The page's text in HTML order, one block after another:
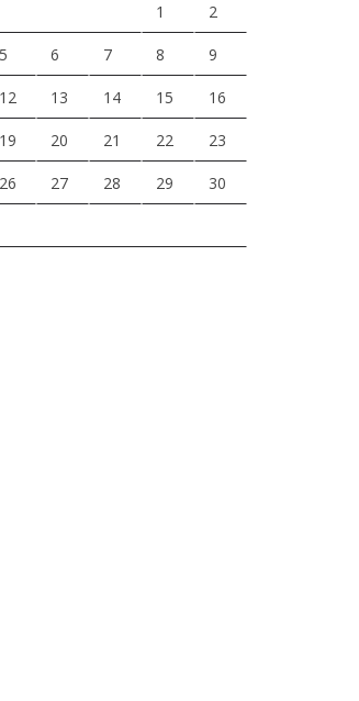
1 2
5 6 7 8 9
12 13 14 15 16
19 20 21 22 23
26 27 28 29 30